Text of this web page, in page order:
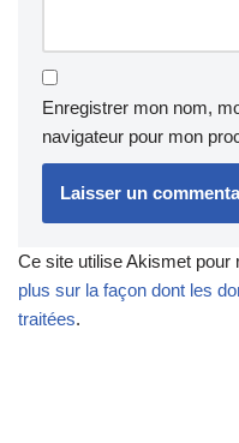
Enregistrer mon nom,
navigateur pour mon
Ce site utilise Akismet pour
plus sur la façon dont les
traitées.